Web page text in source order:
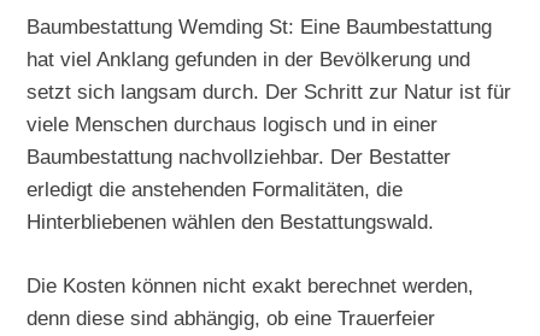
Baumbestattung Wemding St: Eine Baumbestattung
hat viel Anklang gefunden in der Bevölkerung und
setzt sich langsam durch. Der Schritt zur Natur ist für
viele Menschen durchaus logisch und in einer
Baumbestattung nachvollziehbar. Der Bestatter
erledigt die anstehenden Formalitäten, die
Hinterbliebenen wählen den Bestattungswald.
Die Kosten können nicht exakt berechnet werden,
denn diese sind abhängig, ob eine Trauerfeier